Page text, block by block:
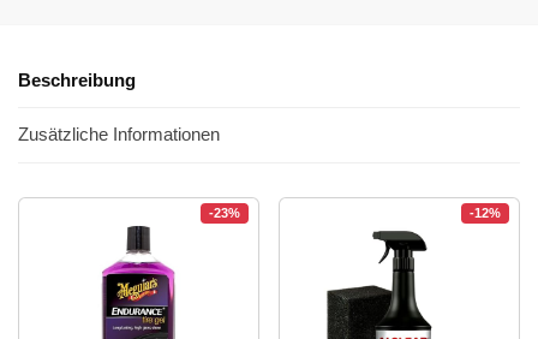
Beschreibung
Zusätzliche Informationen
-23% -12%